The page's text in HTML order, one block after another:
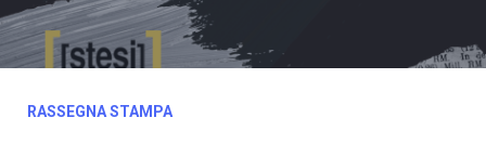
RASSEGNA STAMPA